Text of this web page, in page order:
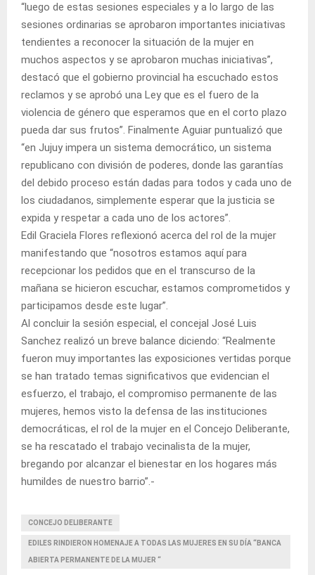
“luego de estas sesiones especiales y a lo largo de las
sesiones ordinarias se aprobaron importantes iniciativas
tendientes a reconocer la situación de la mujer en
muchos aspectos y se aprobaron muchas iniciativas”,
destacó que el gobierno provincial ha escuchado estos
reclamos y se aprobó una Ley que es el fuero de la
violencia de género que esperamos que en el corto plazo
pueda dar sus frutos”. Finalmente Aguiar puntualizó que
“en Jujuy impera un sistema democrático, un sistema
republicano con división de poderes, donde las garantías
del debido proceso están dadas para todos y cada uno de
los ciudadanos, simplemente esperar que la justicia se
expida y respetar a cada uno de los actores”.
Edil Graciela Flores reflexionó acerca del rol de la mujer
manifestando que “nosotros estamos aquí para
recepcionar los pedidos que en el transcurso de la
mañana se hicieron escuchar, estamos comprometidos y
participamos desde este lugar”.
Al concluir la sesión especial, el concejal José Luis
Sanchez realizó un breve balance diciendo: “Realmente
fueron muy importantes las exposiciones vertidas porque
se han tratado temas significativos que evidencian el
esfuerzo, el trabajo, el compromiso permanente de las
mujeres, hemos visto la defensa de las instituciones
democráticas, el rol de la mujer en el Concejo Deliberante,
se ha rescatado el trabajo vecinalista de la mujer,
bregando por alcanzar el bienestar en los hogares más
humildes de nuestro barrio”.-
CONCEJO DELIBERANTE
EDILES RINDIERON HOMENAJE A TODAS LAS MUJERES EN SU DÍA “BANCA
ABIERTA PERMANENTE DE LA MUJER “